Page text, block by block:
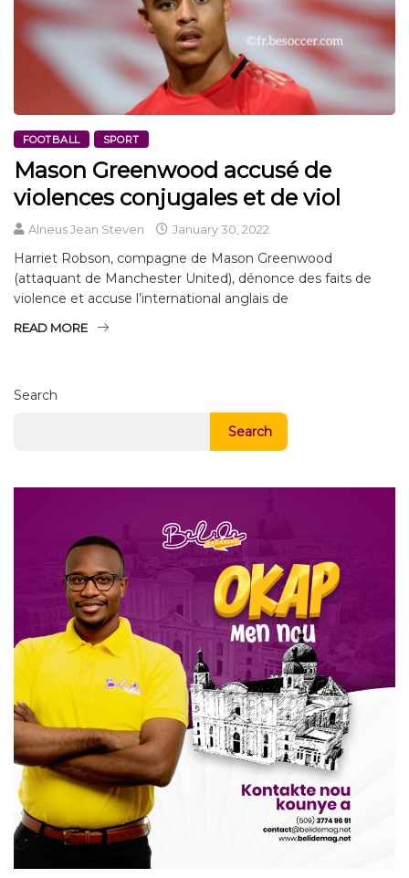
FOOTBALL SPORT
Mason Greenwood accusé de
violences conjugales et de viol
Alneus Jean Steven January 30, 2022
Harriet Robson, compagne de Mason Greenwood
(attaquant de Manchester United), dénonce des faits de
violence et accuse l’international anglais de
READ MORE
Search
Search